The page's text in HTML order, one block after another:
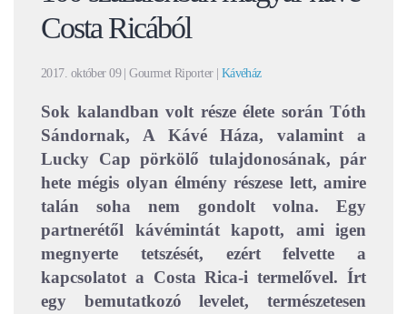
Costa Ricából
2017. október 09| Gourmet Riporter | Kávéház
Sok kalandban volt része élete során Tóth
Sándornak, A Kávé Háza, valamint a
Lucky Cap pörkölő tulajdonosának, pár
hete mégis olyan élmény részese lett, amire
talán soha nem gondolt volna. Egy
partnerétől kávémintát kapott, ami igen
megnyerte tetszését, ezért felvette a
kapcsolatot a Costa Rica-i termelővel. Írt
egy bemutatkozó levelet, természetesen